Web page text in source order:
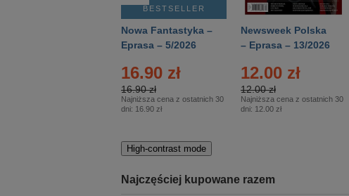
BESTSELLER
Nowa Fantastyka –
Eprasa – 5/2026
16.90 zł
16.90 zł
Najniższa cena z ostatnich 30
dni: 16.90 zł
Newsweek Polska
– Eprasa – 13/2026
12.00 zł
12.00 zł
Najniższa cena z ostatnich 30
dni: 12.00 zł
High-contrast mode
Najczęściej kupowane razem